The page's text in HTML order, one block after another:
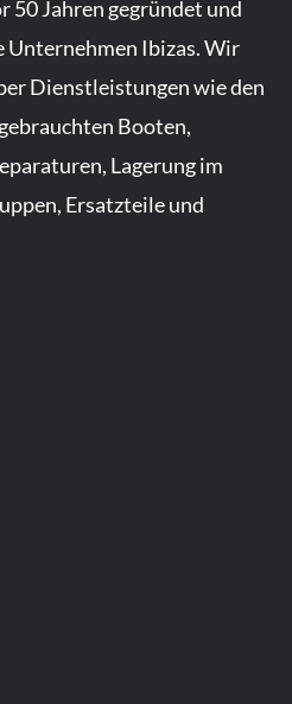
50 Jahren gegründet und
Unternehmen Ibizas. Wir
Dienstleistungen wie den
Booten,
Lagerung im
Ersatzteile und